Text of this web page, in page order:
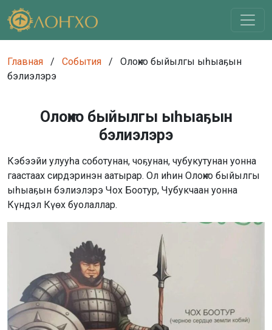
Главная / События /
Олоҥхо быйылгы ыһыаҕын
бэлиэлэрэ
Олоҥхо быйылгы ыһыаҕын
бэлиэлэрэ
Кэбээйи улууһа соботунан, чоҕунан, чубукутунан уонна
гаастаах сирдэринэн аатырар. Ол иһин Олоҥхо быйылгы
ыһыаҕын бэлиэлэрэ Чох Боотур, Чубукчаан уонна
Күндэл Күөх буолаллар.